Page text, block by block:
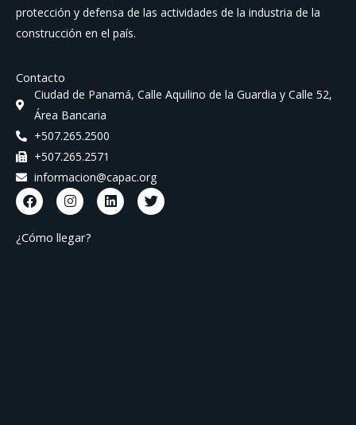
protección y defensa de las actividades de la industria de la
construcción en el país.
Contacto
Ciudad de Panamá, Calle Aquilino de la Guardia y Calle 52,
Área Bancaria
+507.265.2500
+507.265.2571
informacion@capac.org
F
a
c
e
b
I
n
s
t
a
L
i
n
T
w
i
¿Cómo llegar?